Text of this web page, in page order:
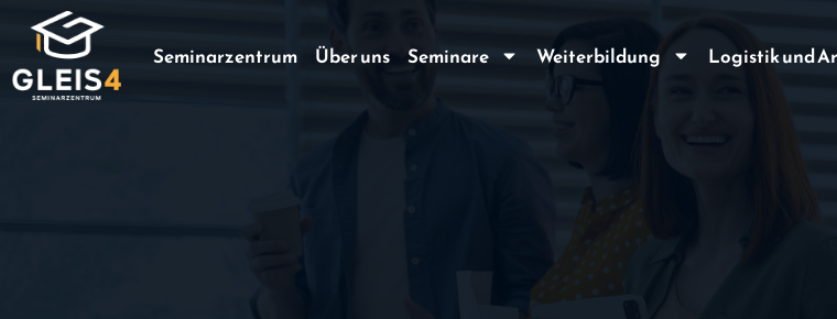
Seminarzentrum Über uns Seminare Weiterbildung Logistik und